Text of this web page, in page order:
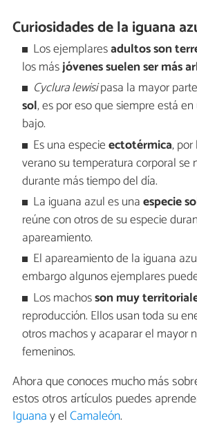
Curiosidades de la iguana
Los ejemplaresadultos son
los másjóvenes suelen ser más
Cyclura lewisipasa la mayor
sol, es por eso que siempre está
bajo.
Es una especieectotérmica,
verano su temperatura corporal se
durante más tiempo del día.
La iguana azul es unaespecie
reúne con otros de su especie
apareamiento.
El apareamiento de la iguana
embargo algunos ejemplares
Los machosson muy
reproducción. Ellos usan toda su
otros machos y acaparar el mayor
femeninos.
Ahora que conoces mucho más
estos otros artículos puedes
Iguanay elCamaleón.